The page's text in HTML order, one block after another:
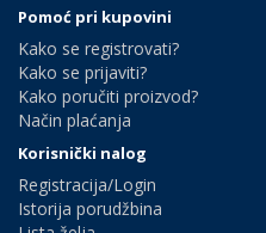
Pomoć pri kupovini
Kako se registrovati?
Kako se prijaviti?
Kako poručiti proizvod?
Način plaćanja
Korisnički nalog
Registracija/Login
Istorija porudžbina